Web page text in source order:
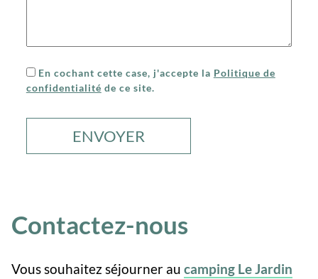
Contactez-nous
Vous souhaitez séjourner au camping Le Jardin
En cochant cette case, j'accepte la Politique de
confidentialité de ce site.